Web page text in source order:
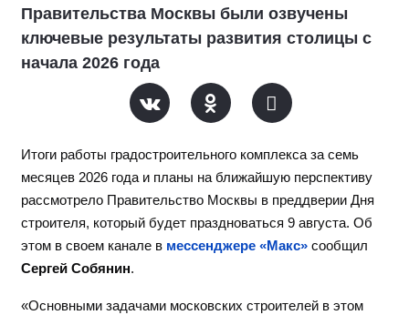
Правительства Москвы были озвучены
ключевые результаты развития столицы с
начала 2026 года
Итоги работы градостроительного комплекса за семь
месяцев 2026 года и планы на ближайшую перспективу
рассмотрело Правительство Москвы в преддверии Дня
строителя, который будет праздноваться 9 августа. Об
этом в своем канале в мессенджере «Макс» сообщил
Сергей Собянин.
«Основными задачами московских строителей в этом